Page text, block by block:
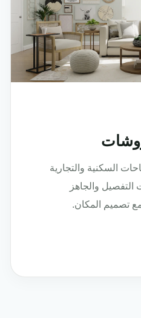
السكنية والتجارية
والجاهز
تصميم المكان.